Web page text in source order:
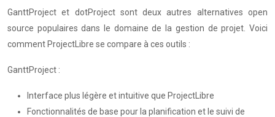
GanttProject et dotProject sont deux autres alternatives open
source populaires dans le domaine de la gestion de projet. Voici
comment ProjectLibre se compare à ces outils :
GanttProject :
Interface plus légère et intuitive que ProjectLibre
Fonctionnalités de base pour la planification et le suivi de